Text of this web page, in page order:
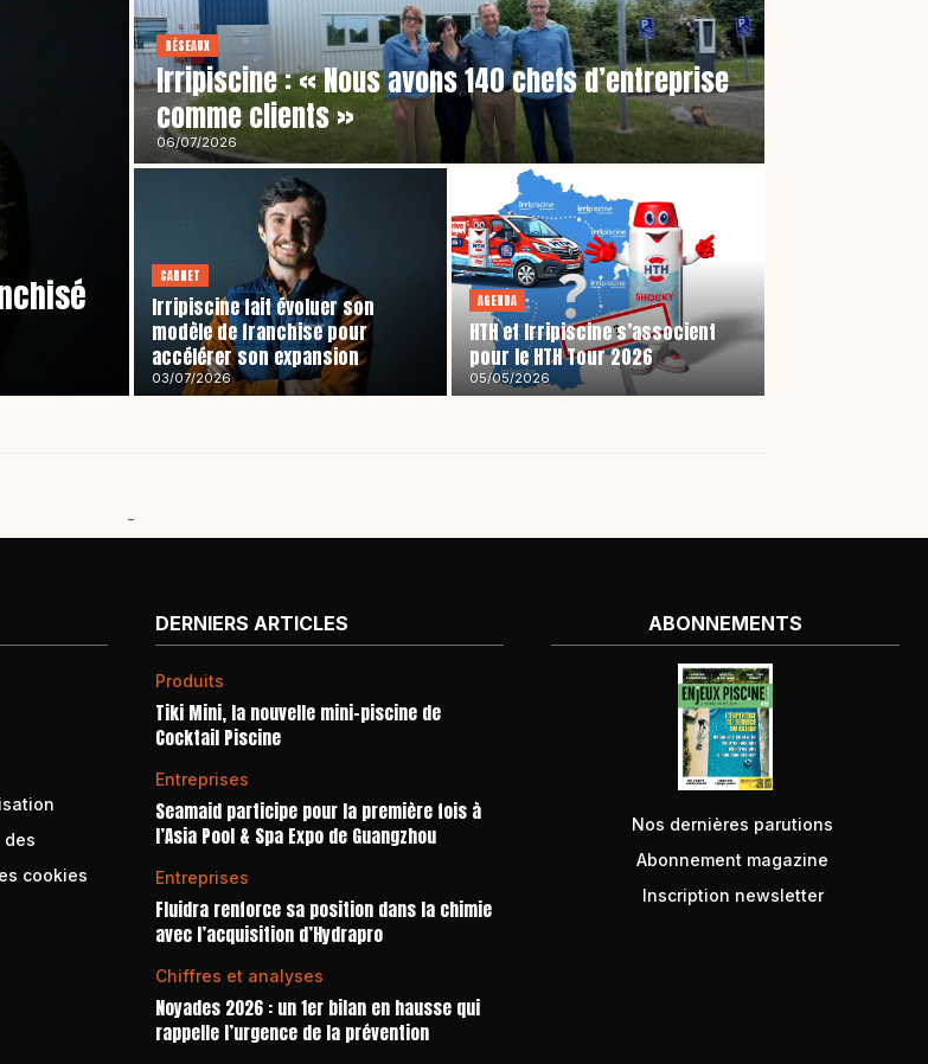
RÉSEAUX
Irripiscine : « Nous avons 140 chefs d’entreprise
comme clients »
06/07/2026
CARNET
Irripiscine fait évoluer son
modèle de franchise pour
accélérer son expansion
03/07/2026
AGENDA
HTH et Irripiscine s’associent
pour le HTH Tour 2026
05/05/2026
-
cookies
DERNIERS ARTICLES
Produits
Tiki Mini, la nouvelle mini-piscine de
Cocktail Piscine
Entreprises
Seamaid participe pour la première fois à
l’Asia Pool & Spa Expo de Guangzhou
Entreprises
Fluidra renforce sa position dans la chimie
avec l’acquisition d’Hydrapro
Chiffres et analyses
Noyades 2026 : un 1er bilan en hausse qui
rappelle l’urgence de la prévention
ABONNEMENTS
Nos dernières parutions
Abonnement magazine
Inscription newsletter